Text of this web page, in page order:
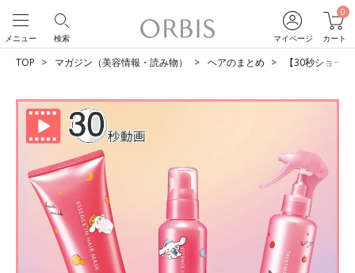
マイページ
0
カート
検索
メニュー
TOP マガジン（美容情報・読み物） ヘアのまとめ 【30秒ショー